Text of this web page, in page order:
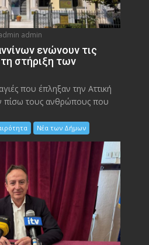
admin
ενώνουν τις
στήριξη των
που έπληξαν την Αττική
πίσω τους ανθρώπους που
Νέα των Δήμων